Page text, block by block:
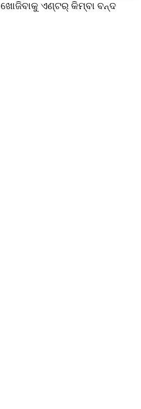
ଖୋଜିବାକୁ ଏଣ୍ଟର୍ କିମ୍ବା ବନ୍ଦ